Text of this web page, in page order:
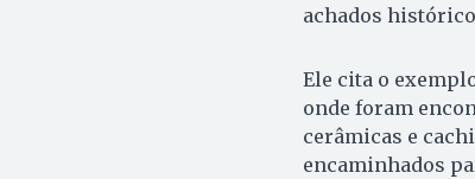
achados
Ele cita o
onde foram
cerâmicas e
encaminhados